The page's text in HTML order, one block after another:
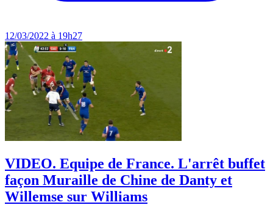
12/03/2022 à 19h27
VIDEO. Equipe de France. L'arrêt buffet
façon Muraille de Chine de Danty et
Willemse sur Williams